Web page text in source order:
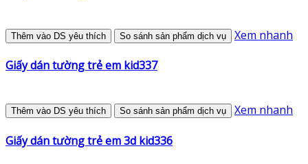
Thêm vào DS yêu thích So sánh sản phẩm dịch vụ Xem nhanh
Giấy dán tường trẻ em kid337
Thêm vào DS yêu thích So sánh sản phẩm dịch vụ Xem nhanh
Giấy dán tường trẻ em 3d kid336